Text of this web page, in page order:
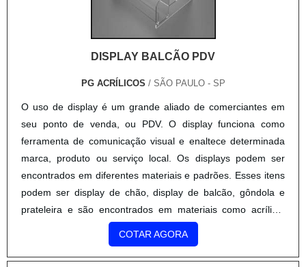
DISPLAY BALCÃO PDV
PG ACRÍLICOS / SÃO PAULO - SP
O uso de display é um grande aliado de comerciantes em
seu ponto de venda, ou PDV. O display funciona como
ferramenta de comunicação visual e enaltece determinada
marca, produto ou serviço local. Os displays podem ser
encontrados em diferentes materiais e padrões. Esses itens
podem ser display de chão, display de balcão, gôndola e
prateleira e são encontrados em materiais como acrílico,
madeira, plástico vinil, papel cartão e muitos outros. Car....
COTAR AGORA